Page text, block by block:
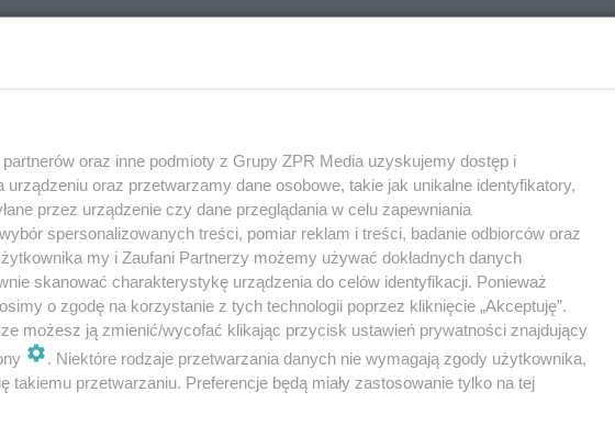
które napotykaliśmy na tej
następnie wojna za naszą
skomplikowało proces
z dumą podziwiać ten nowy
mapie naszego regionu —
marszałek województwa
oraz inne podmioty z Grupy ZPR Media uzyskujemy dostęp i
urządzeniu oraz przetwarzamy dane osobowe, takie jak unikalne identyfikatory,
przez urządzenie czy dane przeglądania w celu zapewniania
spersonalizowanych treści, pomiar reklam i treści, badanie odbiorców oraz
my i Zaufani Partnerzy możemy używać dokładnych danych
skanować charakterystykę urządzenia do celów identyfikacji. Ponieważ
o zgodę na korzystanie z tych technologii poprzez kliknięcie „Akceptuję”.
możesz ją zmienić/wycofać klikając przycisk ustawień prywatności znajdujący
. Niektóre rodzaje przetwarzania danych nie wymagają zgody użytkownika,
takiemu przetwarzaniu. Preferencje będą miały zastosowanie tylko na tej